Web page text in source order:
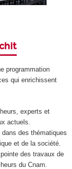
programmation
qui enrichissent
experts et
actuels.
des thématiques
et de la société.
des travaux de
du Cnam.